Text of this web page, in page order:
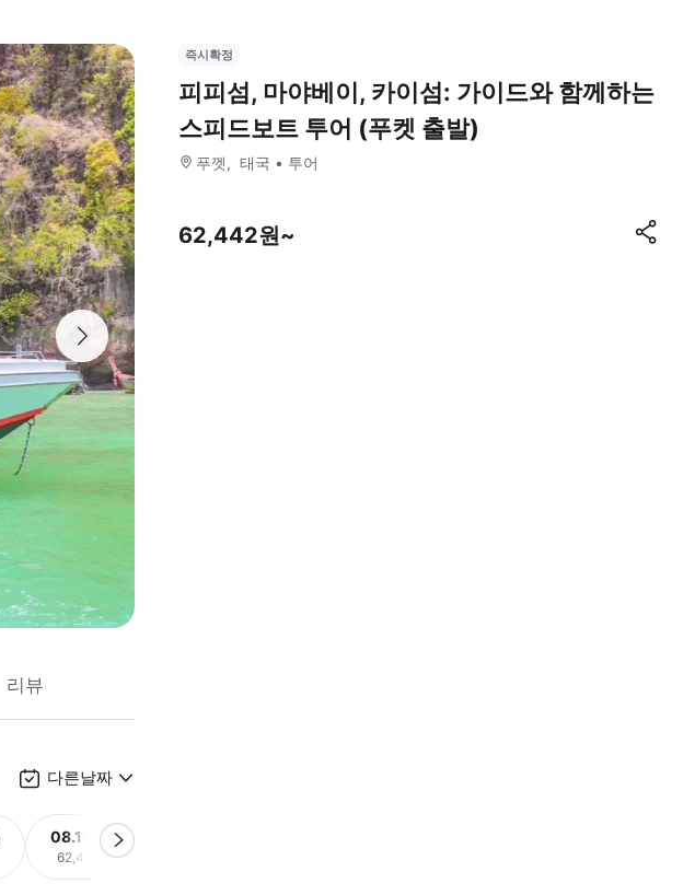
리뷰
다른날짜
08.13(목)
62,442원
즉시확정
피피섬, 마야베이, 카이섬: 가이드와 함께하는
스피드보트 투어 (푸켓 출발)
푸껫 태국 투어
62,442원~